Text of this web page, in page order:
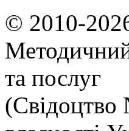
© 2010-
та послуг
(Свідоцтво